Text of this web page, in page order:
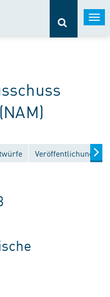
Veröffentlichungen